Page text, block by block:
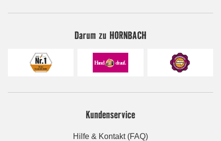
Darum zu HORNBACH
Kundenservice
Hilfe & Kontakt (FAQ)